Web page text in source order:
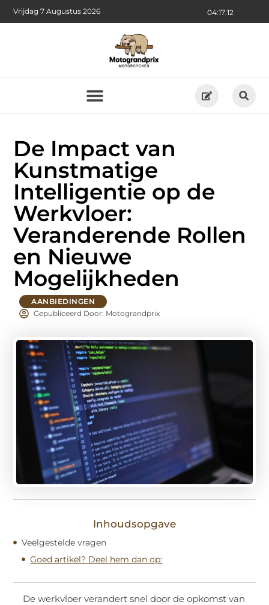
04:17:14
Vrijdag 7 Augustus 2026
De Impact van
Kunstmatige
Intelligentie op de
Werkvloer:
Veranderende Rollen
en Nieuwe
Mogelijkheden
AANBIEDINGEN
Gepubliceerd Door: Motograndprix
Inhoudsopgave
Veelgestelde vragen
Goed artikel? Deel hem dan op:
De werkvloer verandert snel door de opkomst van